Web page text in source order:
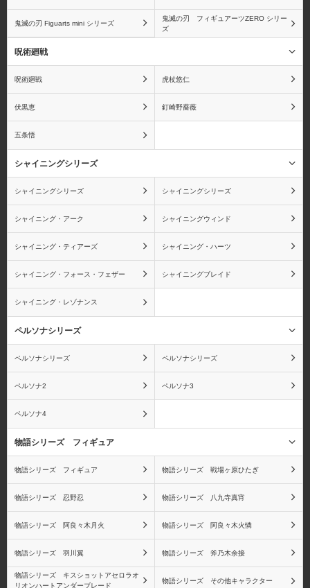
ゲッコー・モリア
黒ひげ(マーシャル・D・
ティーチ)
コアラ ボン・クレー
キラー
ワンピース ワールドコ
レクタブルフィギュア
（ワーコレ）
ワンピース
Portrait.Of.Piratesシリー
ズ
ワンピース ヴァリアブ
ワンピース ログコレク
鬼滅の刃 Figuarts mini シリーズ
鬼滅の刃 フィギュアーツZERO シリー
ズ
呪術廻戦
呪術廻戦 虎杖悠仁
伏黒恵 釘崎野薔薇
五条悟
シャイニングシリーズ
シャイニングシリーズ シャイニングシリーズ
シャイニング・アーク シャイニングウィンド
シャイニング・ティアーズ シャイニング・ハーツ
シャイニング・フォース・フェザー シャイニングブレイド
シャイニング・レゾナンス
ペルソナシリーズ
ペルソナシリーズ ペルソナシリーズ
ペルソナ2 ペルソナ3
ペルソナ4
物語シリーズ フィギュア
物語シリーズ フィギュア 物語シリーズ 戦場ヶ原ひたぎ
物語シリーズ 忍野忍 物語シリーズ 八九寺真宵
物語シリーズ 阿良々木月火 物語シリーズ 阿良々木火憐
物語シリーズ 羽川翼 物語シリーズ 斧乃木余接
物語シリーズ キスショットアセロラオ
リオンハートアンダーブレード
物語シリーズ その他キャラクター